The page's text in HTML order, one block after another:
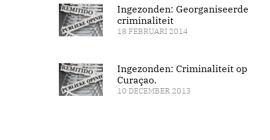
Ingezonden: Georganiseerde
criminaliteit
18 FEBRUARI 2014
Ingezonden: Criminaliteit op
Curaçao.
10 DECEMBER 2013